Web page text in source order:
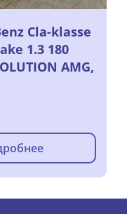
Cla-klasse
1.3 180
AMG,